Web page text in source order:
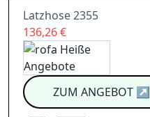
Latzhose 2355
136,26 €
ZUM ANGEBOT↗